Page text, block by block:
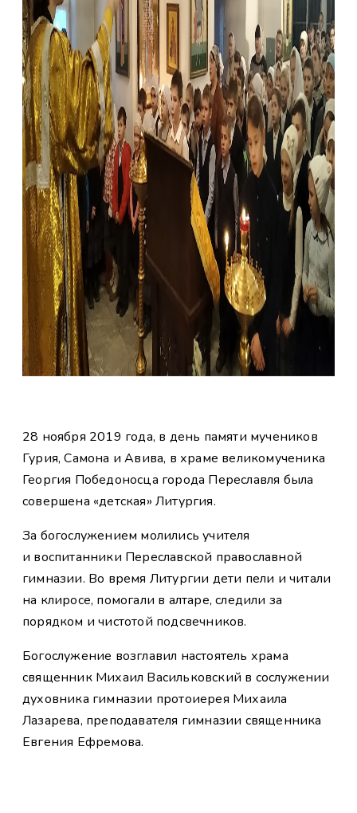
28 ноября 2019 года, в день памяти мучеников
Гурия, Самона и Авива, в храме великомученика
Георгия Победоносца города Переславля была
совершена «детская» Литургия.
За богослужением молились учителя
и воспитанники Переславской православной
гимназии. Во время Литургии дети пели и читали
на клиросе, помогали в алтаре, следили за
порядком и чистотой подсвечников.
Богослужение возглавил настоятель храма
священник Михаил Васильковский в сослужении
духовника гимназии протоиерея Михаила
Лазарева, преподавателя гимназии священника
Евгения Ефремова.